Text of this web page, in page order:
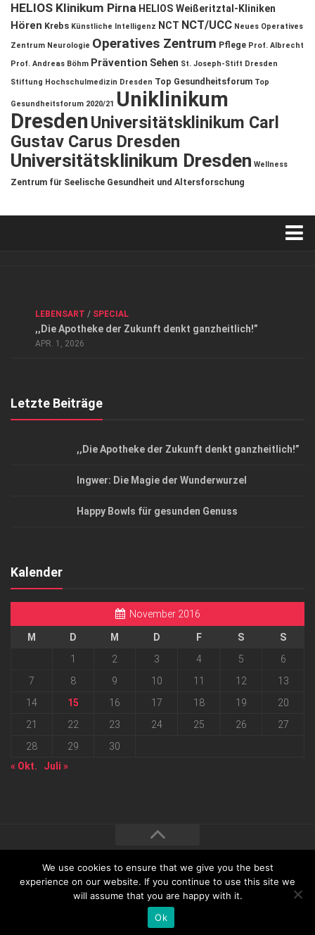
HELIOS Klinikum Pirna HELIOS Weißeritztal-Kliniken
Hören Krebs Künstliche Intelligenz NCT NCT/UCC Neues Operatives
Zentrum Neurologie Operatives Zentrum Pflege Prof. Albrecht
Prof. Andreas Böhm Prävention Sehen St. Joseph-Stift Dresden
Stiftung Hochschulmedizin Dresden Top Gesundheitsforum Top
Gesundheitsforum 2020/21 Uniklinikum
DresdenUniversitätsklinikum Carl
Gustav Carus Dresden
Universitätsklinikum Dresden Wellness
Zentrum für Seelische Gesundheit und Altersforschung
Datenschutzerklärung
Top Magazin Dresden / Ostsachsen
LEBENSART / SPECIAL
,,Die Apotheke der Zukunft denkt ganzheitlich!”
APR. 1, 2026
Letzte Beiträge
,,Die Apotheke der Zukunft denkt ganzheitlich!”
Ingwer: Die Magie der Wunderwurzel
Happy Bowls für gesunden Genuss
Kalender
November 2016
M D M D F S
S
1
2 3 4 5
6
7
8 9 10 11 12
13
14
15 16 17 18 19
20
21
22 23 24 25 26
27
28
29
30
« Okt.
Juli »
2026 progressmedia Verlag & Werbeagentur GmbH • Bautzner
Landstraße 62 • 01324 Dresden
We use cookies to ensure that we give you the best
experience on our website. If you continue to use this site we
will assume that you are happy with it.
Ok